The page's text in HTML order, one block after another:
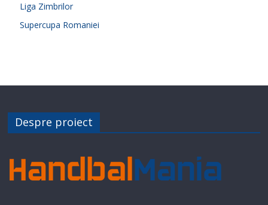
Liga Zimbrilor
Supercupa Romaniei
Despre proiect